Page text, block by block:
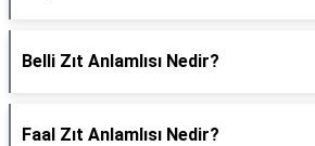
Belli Zıt Anlamlısı Nedir?
Faal Zıt Anlamlısı Nedir?